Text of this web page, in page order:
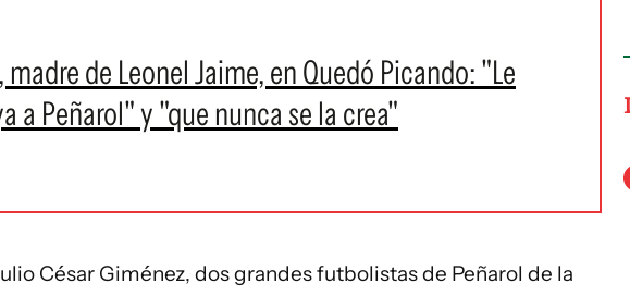
de Leonel Jaime, en Quedó Picando: "Le
a Peñarol" y "que nunca se la crea"
César Giménez, dos grandes futbolistas de Peñarol de la